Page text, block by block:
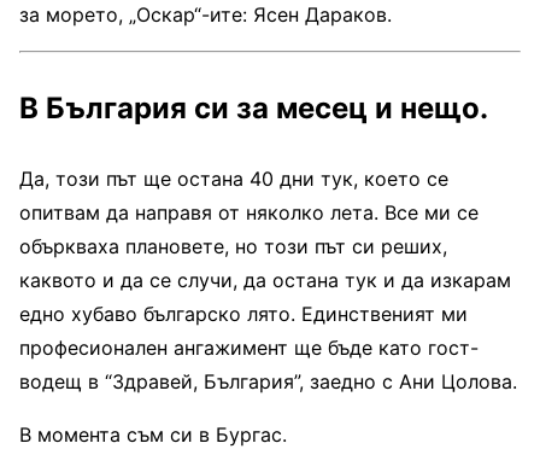
за морето, „Оскар“-ите: Ясен Дараков.
В България си за месец и нещо.
Да, този път ще остана 40 дни тук, което се
опитвам да направя от няколко лета. Все ми се
объркваха плановете, но този път си реших,
каквото и да се случи, да остана тук и да изкарам
едно хубаво българско лято. Единственият ми
професионален ангажимент ще бъде като гост-
водещ в “Здравей, България”, заедно с Ани Цолова.
В момента съм си в Бургас.